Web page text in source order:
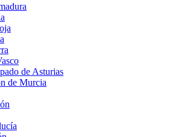
de Asturias
de Murcia